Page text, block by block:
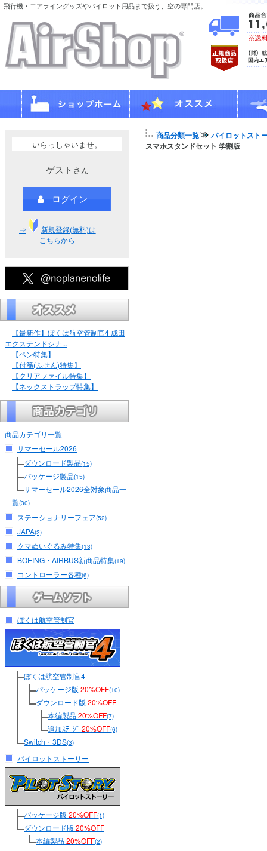
飛行機・エアライングッズやパイロット用品まで扱う、空の専門店。
いらっしゃいませ。
ゲスト さん
ログイン
⇒
新規登録(無料)は
こちらから
【最新作】ぼくは航空管制官4 成田
エクステンドシナ...
【ペン特集】
【付箋(ふせん)特集】
【クリアファイル特集】
【ネックストラップ特集】
商品カテゴリ一覧
サマーセール2026
ダウンロード製品(15)
パッケージ製品(15)
サマーセール2026全対象商品一
覧(30)
ステーショナリーフェア(52)
JAPA(2)
クマぬいぐるみ特集(13)
BOEING・AIRBUS新商品特集(19)
コントローラー各種(6)
ぼくは航空管制官
ぼくは航空管制官4
パッケージ版 20%OFF(10)
ダウンロード版 20%OFF
本編製品20%OFF(7)
追加ｽﾃｰｼﾞ 20%OFF(6)
Switch・3DS(3)
パイロットストーリー
パッケージ版 20%OFF(1)
ダウンロード版 20%OFF
本編製品20%OFF(2)
商品分類一覧
パイロットスト
スマホスタンドセット 学割版